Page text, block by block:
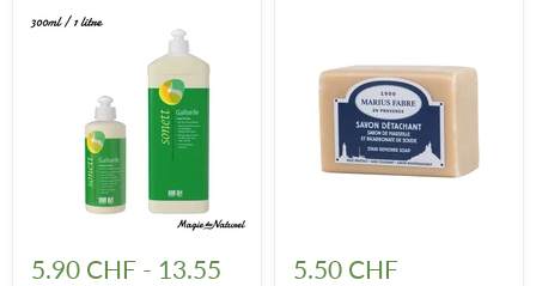
détachant
au
5.90 CHF - 13.55
de
Marseille
5.50 CHF